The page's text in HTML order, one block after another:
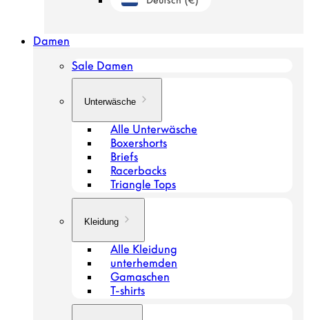
Geolokalisierungsschaltfläche:
Damen
Sale Damen
Unterwäsche
Alle Unterwäsche
Boxershorts
Briefs
Racerbacks
Triangle Tops
Kleidung
Alle Kleidung
unterhemden
Gamaschen
T-shirts